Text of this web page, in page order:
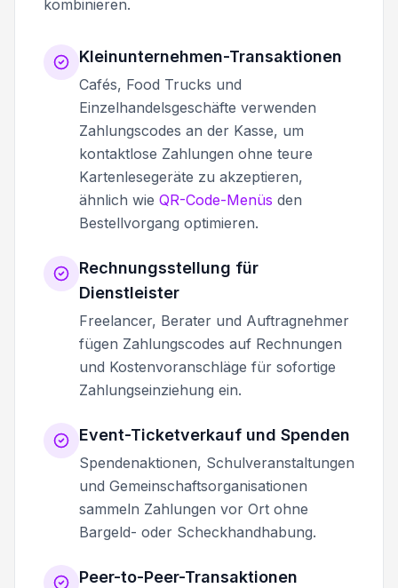
kombinieren.
Kleinunternehmen-Transaktionen
Cafés, Food Trucks und
Einzelhandelsgeschäfte verwenden
Zahlungscodes an der Kasse, um
kontaktlose Zahlungen ohne teure
Kartenlesegeräte zu akzeptieren,
ähnlich wie QR-Code-Menüs den
Bestellvorgang optimieren.
Rechnungsstellung für
Dienstleister
Freelancer, Berater und Auftragnehmer
fügen Zahlungscodes auf Rechnungen
und Kostenvoranschläge für sofortige
Zahlungseinziehung ein.
Event-Ticketverkauf und Spenden
Spendenaktionen, Schulveranstaltungen
und Gemeinschaftsorganisationen
sammeln Zahlungen vor Ort ohne
Bargeld- oder Scheckhandhabung.
Peer-to-Peer-Transaktionen